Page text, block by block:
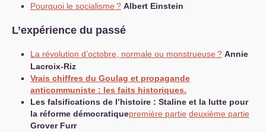
Pourquoi le socialisme ? Albert Einstein
L’expérience du passé
La révolution d’octobre, normale ou monstrueuse ? Annie
Lacroix-Riz
Vrais chiffres du Goulag et propagande
anticommuniste : les faits historiques.
Les falsifications de l’histoire : Staline et la lutte pour
la réforme démocratiquepremière partie deuxième partie
Grover Furr